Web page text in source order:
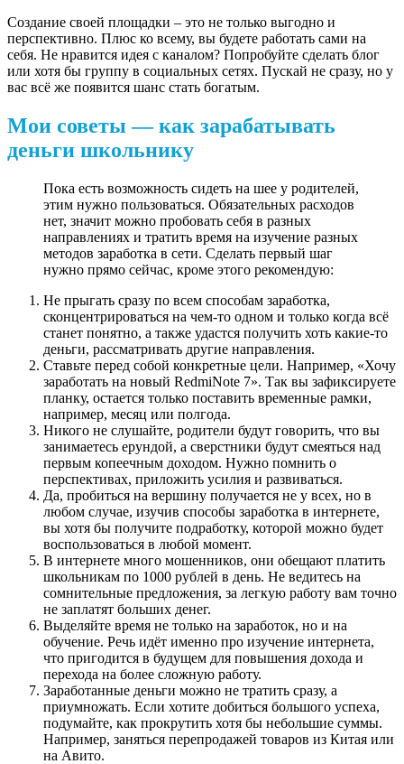
Создание своей площадки – это не только выгодно и
перспективно. Плюс ко всему, вы будете работать сами на
себя. Не нравится идея с каналом? Попробуйте сделать блог
или хотя бы группу в социальных сетях. Пускай не сразу, но у
вас всё же появится шанс стать богатым.
Мои советы — как зарабатывать
деньги школьнику
Пока есть возможность сидеть на шее у родителей,
этим нужно пользоваться. Обязательных расходов
нет, значит можно пробовать себя в разных
направлениях и тратить время на изучение разных
методов заработка в сети. Сделать первый шаг
нужно прямо сейчас, кроме этого рекомендую:
Не прыгать сразу по всем способам заработка,
сконцентрироваться на чем-то одном и только когда всё
станет понятно, а также удастся получить хоть какие-то
деньги, рассматривать другие направления.
Ставьте перед собой конкретные цели. Например, «Хочу
заработать на новый RedmiNote 7». Так вы зафиксируете
планку, остается только поставить временные рамки,
например, месяц или полгода.
Никого не слушайте, родители будут говорить, что вы
занимаетесь ерундой, а сверстники будут смеяться над
первым копеечным доходом. Нужно помнить о
перспективах, приложить усилия и развиваться.
Да, пробиться на вершину получается не у всех, но в
любом случае, изучив способы заработка в интернете,
вы хотя бы получите подработку, которой можно будет
воспользоваться в любой момент.
В интернете много мошенников, они обещают платить
школьникам по 1000 рублей в день. Не ведитесь на
сомнительные предложения, за легкую работу вам точно
не заплатят больших денег.
Выделяйте время не только на заработок, но и на
обучение. Речь идёт именно про изучение интернета,
что пригодится в будущем для повышения дохода и
перехода на более сложную работу.
Заработанные деньги можно не тратить сразу, а
приумножать. Если хотите добиться большого успеха,
подумайте, как прокрутить хотя бы небольшие суммы.
Например, заняться перепродажей товаров из Китая или
на Авито.